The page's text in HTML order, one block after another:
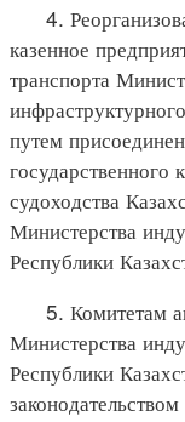
4.
казенное
транспорта
путем
государственного
судоходства
Министерства
Республики
5. Комитетам
Министерства
Республики